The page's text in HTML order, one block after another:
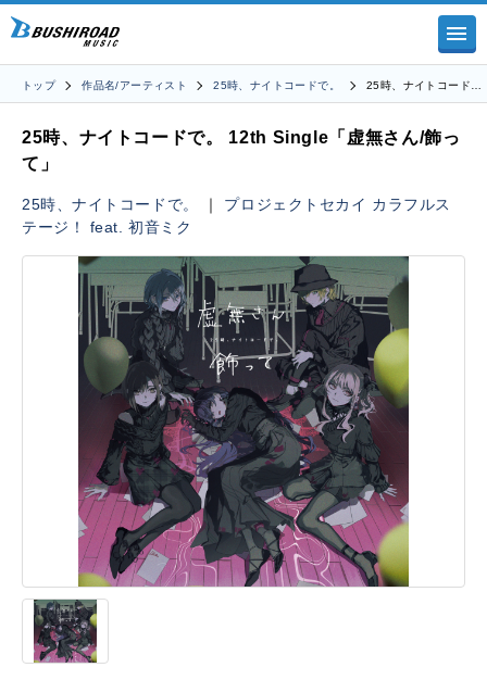
トップ 作品名/アーティスト 25時、ナイトコードで。 25時、ナイトコード…
25時、ナイトコードで。 12th Single「虚無さん/飾っ
て」
25時、ナイトコードで。 ｜ プロジェクトセカイ カラフルス
テージ！ feat. 初音ミク